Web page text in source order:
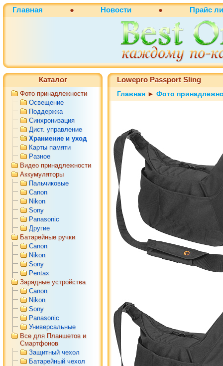
Главная ● Новости ● Прайс
Каталог
Фото принадлежности
Освещение
Поддержка
Синхронизация
Дист. управление
Храниение и уход
Карты памяти
Разное
Видео принадлежности
Аккумуляторы
Пальчиковые
Canon
Nikon
Sony
Panasonic
Другие
Батарейные ручки
Canon
Nikon
Sony
Pentax
Зарядные устройства
Canon
Nikon
Sony
Panasonic
Универсальные
Все для Планшетов и
Смартфонов
Защитный чехол
Батарейный чехол
Lowepro Passport Sling
Главная ► Фото